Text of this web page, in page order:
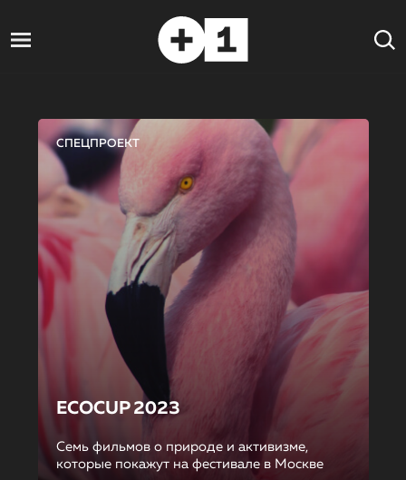
СПЕЦПРОЕКТ
ECOCUP 2023
Семь фильмов о природе и активизме,
которые покажут на фестивале в Москве